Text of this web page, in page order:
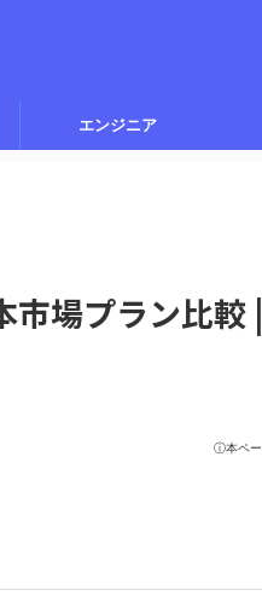
エンジニア
場プラン比較
ⓘ本ペー